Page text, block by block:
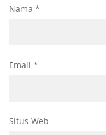
Nama *
Email *
Situs Web